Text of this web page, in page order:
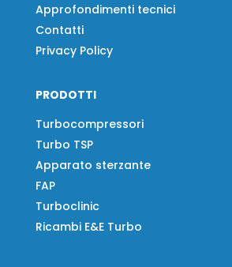
Approfondimenti tecnici
Contatti
Privacy Policy
PRODOTTI
Turbocompressori
Turbo TSP
Apparato sterzante
FAP
Turboclinic
Ricambi E&E Turbo